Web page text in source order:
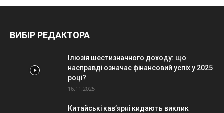
ВИБІР РЕДАКТОРА
Ілюзія шестизначного доходу: що
насправді означає фінансовий успіх у 2025
році?
16.11.2025
Китайські кав’ярні кидають виклик